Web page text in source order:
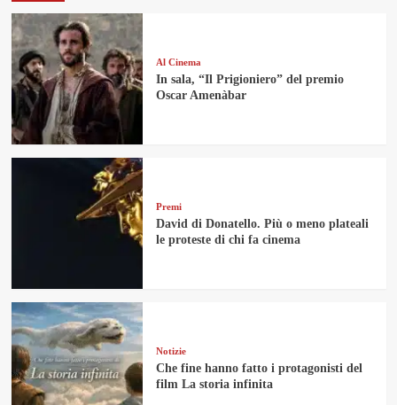
Al Cinema
In sala, “Il Prigioniero” del premio
Oscar Amenàbar
Premi
David di Donatello. Più o meno plateali
le proteste di chi fa cinema
Notizie
Che fine hanno fatto i protagonisti del
film La storia infinita